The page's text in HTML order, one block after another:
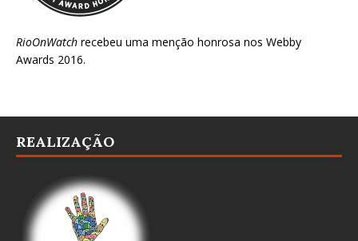
RioOnWatch recebeu uma menção honrosa nos Webby
Awards 2016.
REALIZAÇÃO